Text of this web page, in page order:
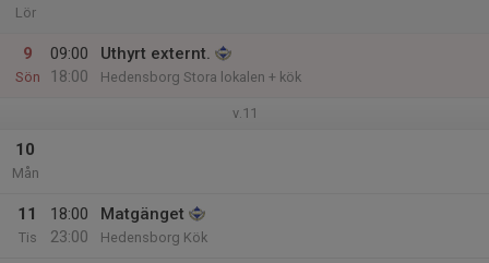
Lör
9
Sön
09:00
18:00
Uthyrt externt.
Hedensborg Stora lokalen + kök
v.11
10
Mån
11
Tis
18:00
23:00
Matgänget
Hedensborg Kök